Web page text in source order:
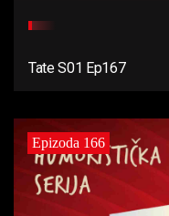
Tate S01 Ep167
Epizoda 166